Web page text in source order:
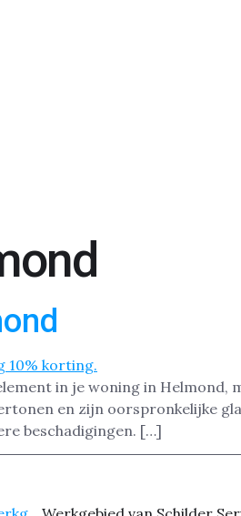
in je woning in
en zijn oorspronkelijke
beschadigingen. […]